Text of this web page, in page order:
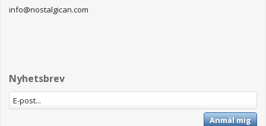
info@nostalgican.com
Nyhetsbrev
Anmäl mig